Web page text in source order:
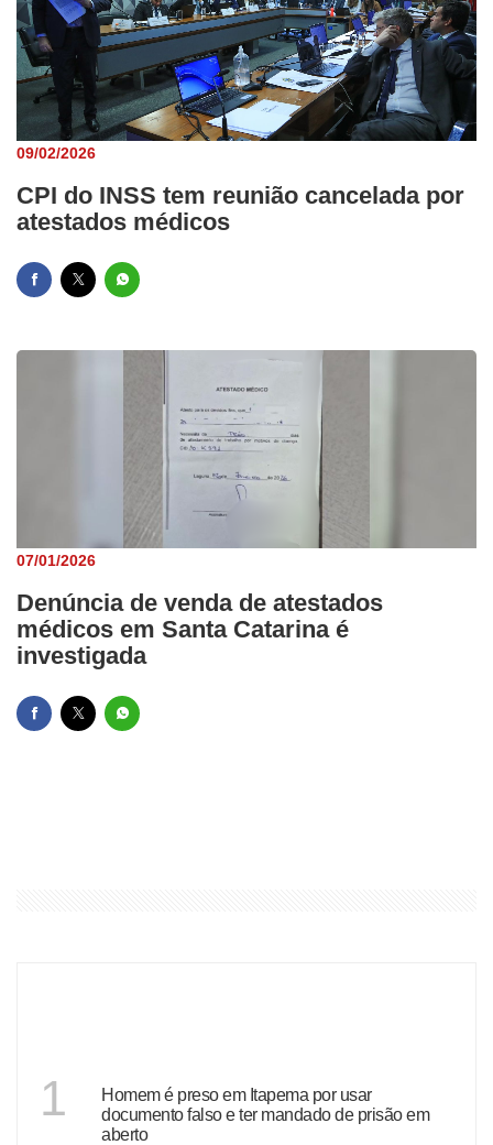
09/02/2026
CPI do INSS tem reunião cancelada por
atestados médicos
07/01/2026
Denúncia de venda de atestados
médicos em Santa Catarina é
investigada
1
Homem é preso em Itapema por usar
documento falso e ter mandado de prisão em
aberto